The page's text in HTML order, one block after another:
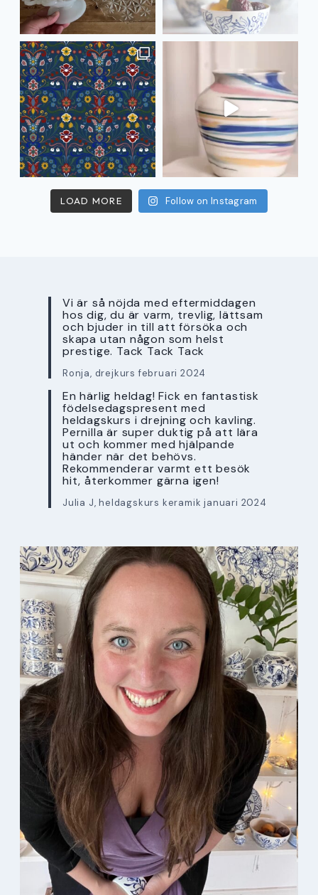
LOAD MORE Follow on Instagram
Vi är så nöjda med eftermiddagen
hos dig, du är varm, trevlig, lättsam
och bjuder in till att försöka och
skapa utan någon som helst
prestige. Tack Tack Tack
Ronja, drejkurs februari 2024
En härlig heldag! Fick en fantastisk
födelsedagspresent med
heldagskurs i drejning och kavling.
Pernilla är super duktig på att lära
ut och kommer med hjälpande
händer när det behövs.
Rekommenderar varmt ett besök
hit, återkommer gärna igen!
Julia J, heldagskurs keramik januari 2024